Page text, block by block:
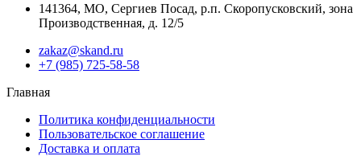
141364, МО, Сергиев Посад, р.п. Скоропусковский, зона
Производственная, д. 12/5
zakaz@skand.ru
+7 (985) 725-58-58
Главная
Политика конфиденциальности
Пользовательское соглашение
Доставка и оплата